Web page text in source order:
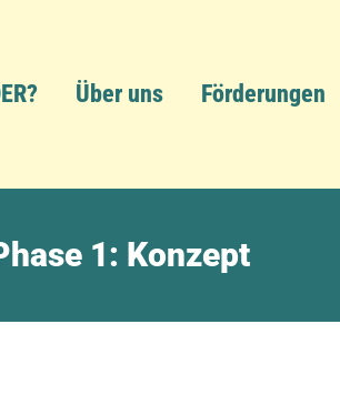
Über uns Förderungen
1: Konzept